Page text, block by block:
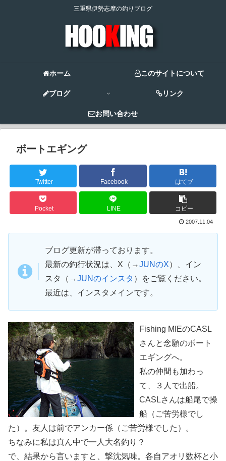
三重県伊勢志摩の釣りブログ
ホーム このサイトについて
ブログ リンク
お問い合わせ
ボートエギング
Twitter Facebook はてブ
Pocket LINE コピー
2007.11.04
ブログ更新が滞っております。
最新の釣行状況は、X（→JUNのX）、イン
スタ（→JUNのインスタ ）をご覧ください。
最近は、インスタメインです。
Fishing MIEのCASL
さんと念願のボート
エギングへ。
私の仲間も加わっ
て、３人で出船。
CASLさんは船尾で操
船（ご苦労様でし
た）。友人は前でアンカー係（ご苦労様でした）。
ちなみに私は真ん中で一人大名釣り？
で、結果から言いますと、撃沈気味。各自アオリ数杯と小